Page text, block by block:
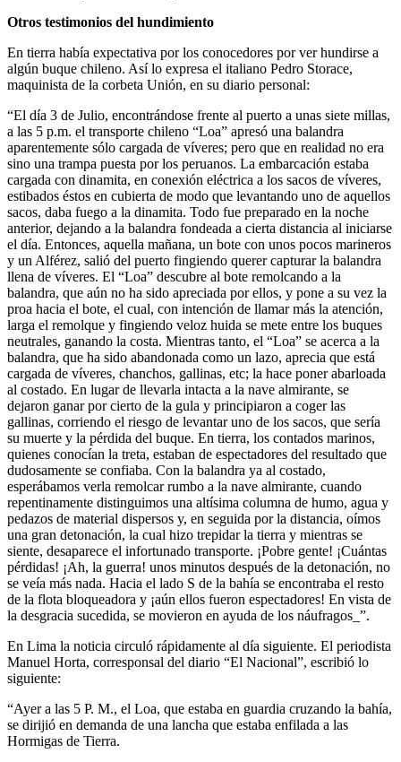
Otros testimonios del hundimiento
En tierra había expectativa por los conocedores por ver hundirse a
algún buque chileno. Así lo expresa el italiano Pedro Storace,
maquinista de la corbeta Unión, en su diario personal:
“El día 3 de Julio, encontrándose frente al puerto a unas siete millas,
a las 5 p.m. el transporte chileno “Loa” apresó una balandra
aparentemente sólo cargada de víveres; pero que en realidad no era
sino una trampa puesta por los peruanos. La embarcación estaba
cargada con dinamita, en conexión eléctrica a los sacos de víveres,
estibados éstos en cubierta de modo que levantando uno de aquellos
sacos, daba fuego a la dinamita. Todo fue preparado en la noche
anterior, dejando a la balandra fondeada a cierta distancia al iniciarse
el día. Entonces, aquella mañana, un bote con unos pocos marineros
y un Alférez, salió del puerto fingiendo querer capturar la balandra
llena de víveres. El “Loa” descubre al bote remolcando a la
balandra, que aún no ha sido apreciada por ellos, y pone a su vez la
proa hacia el bote, el cual, con intención de llamar más la atención,
larga el remolque y fingiendo veloz huida se mete entre los buques
neutrales, ganando la costa. Mientras tanto, el “Loa” se acerca a la
balandra, que ha sido abandonada como un lazo, aprecia que está
cargada de víveres, chanchos, gallinas, etc; la hace poner abarloada
al costado. En lugar de llevarla intacta a la nave almirante, se
dejaron ganar por cierto de la gula y principiaron a coger las
gallinas, corriendo el riesgo de levantar uno de los sacos, que sería
su muerte y la pérdida del buque. En tierra, los contados marinos,
quienes conocían la treta, estaban de espectadores del resultado que
dudosamente se confiaba. Con la balandra ya al costado,
esperábamos verla remolcar rumbo a la nave almirante, cuando
repentinamente distinguimos una altísima columna de humo, agua y
pedazos de material dispersos y, en seguida por la distancia, oímos
una gran detonación, la cual hizo trepidar la tierra y mientras se
siente, desaparece el infortunado transporte. ¡Pobre gente! ¡Cuántas
pérdidas! ¡Ah, la guerra! unos minutos después de la detonación, no
se veía más nada. Hacia el lado S de la bahía se encontraba el resto
de la flota bloqueadora y ¡aún ellos fueron espectadores! En vista de
la desgracia sucedida, se movieron en ayuda de los náufragos_”.
En Lima la noticia circuló rápidamente al día siguiente. El periodista
Manuel Horta, corresponsal del diario “El Nacional”, escribió lo
siguiente:
“Ayer a las 5 P. M., el Loa, que estaba en guardia cruzando la bahía,
se dirijió en demanda de una lancha que estaba enfilada a las
Hormigas de Tierra.